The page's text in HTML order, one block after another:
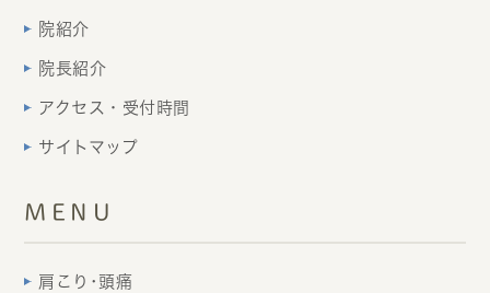
院紹介
院長紹介
アクセス・受付時間
サイトマップ
MENU
肩こり･頭痛